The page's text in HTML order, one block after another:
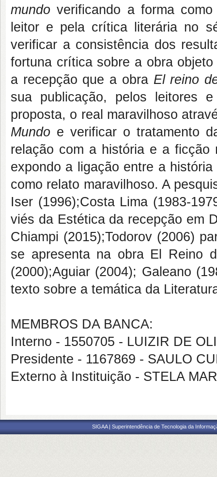
mundo verificando a forma
leitor e pela crítica literária no
verificar a consistência dos
fortuna crítica sobre a obra
a recepção que a obra El reino
sua publicação, pelos leitores
proposta, o real maravilhoso
Mundo e verificar o tratamento
relação com a história e a ficção
expondo a ligação entre a
como relato maravilhoso. A
Iser (1996);Costa Lima (1983-
viés da Estética da recepção em
Chiampi (2015);Todorov (2006)
se apresenta na obra El Reino
(2000);Aguiar (2004); Galeano
texto sobre a temática da
MEMBROS DA BANCA:
Interno - 1550705 - LUIZIR DE
Presidente - 1167869 - SAULO
Externo à Instituição - STELA
SIGAA | Superintendência de Tecnologia da